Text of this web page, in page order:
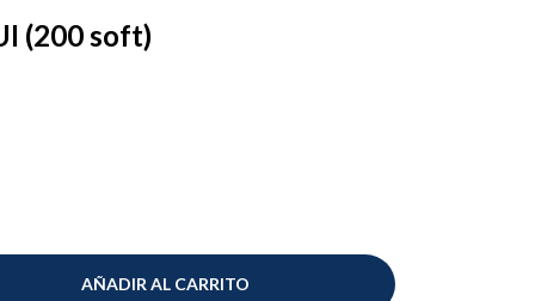
(200 soft)
AÑADIR AL CARRITO